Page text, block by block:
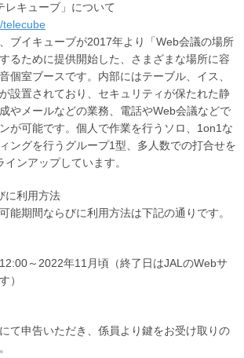
レキューブ」について
telecube
ブイキューブが2017年より「Web会議の場所
るために提供開始した、さまざまな場所に容
個室ブースです。内部にはテーブル、イス、
設置されており、セキュリティが保たれた静
やメールなどの業務、電話やWeb会議などで
が可能です。個人で作業を行うソロ、1on1な
ングを行うグループ1型、多人数での打合せを
ンアップしています。
に利用方法
能期間ならびに利用方法は下記の通りです。
～2022年11月頃（終了日はJALのWebサ
）
て申告いただき、係員より鍵をお受け取りの